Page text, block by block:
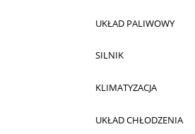
UKŁAD PALIWOWY
SILNIK
KLIMATYZACJA
UKŁAD CHŁODZENIA